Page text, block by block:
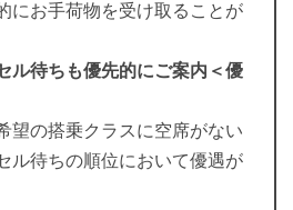
にお手荷物を受け取ることが
ル待ちも優先的にご案内＜優
望の搭乗クラスに空席がない
ル待ちの順位において優遇が